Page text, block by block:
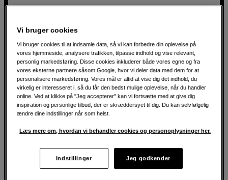
Laserprojektor med 4K PRO-UHD og 120'' billede
Epson EH-LS670B
Laserteknologi med ultrakort projiceringsafstand
Indbygget Bose-lyd og Google TV
Vi bruger cookies
Vi bruger cookies til at indsamle data, så vi kan forbedre din oplevelse på
vores hjemmeside, analysere trafikken, tilpasse indhold og vise relevant,
personlig markedsføring. Disse cookies inkluderer både vores egne og fra
vores eksterne partnere såsom Google, hvor vi deler data med dem for at
personalisere markedsføring. Vores mål er altid at vise dig det indhold, du
virkelig er interesseret i, så du får den bedst mulige oplevelse, når du handler
online. Ved at klikke på "Jeg accepterer" kan vi fortsætte med at give dig
inspiration og personlige tilbud, der er skræddersyet til dig. Du kan selvfølgelig
ændre dine indstillinger når som helst.
Læs mere om, hvordan vi behandler cookies og personoplysninger her.
Indstillinger Jeg godkender